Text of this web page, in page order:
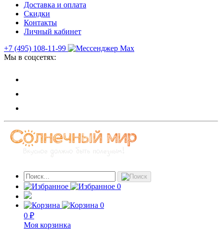
Доставка и оплата
Скидки
Контакты
Личный кабинет
+7 (495) 108-11-99
Мы в соцсетях:
0
0
0 ₽
Моя корзинка